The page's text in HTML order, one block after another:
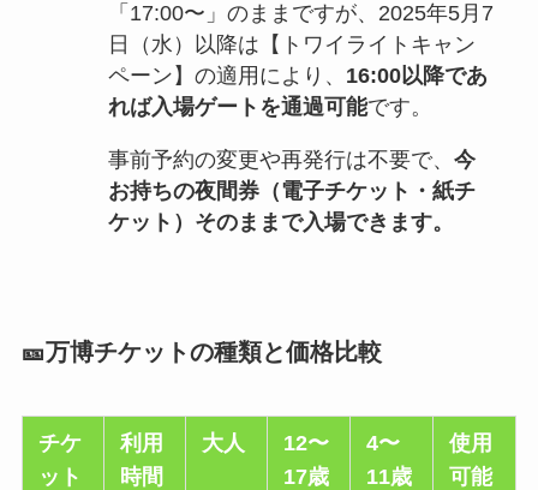
「17:00〜」のままですが、2025年5月7
日（水）以降は【トワイライトキャン
ペーン】の適用により、 16:00以降であ
れば入場ゲートを通過可能です。
事前予約の変更や再発行は不要で、 今
お持ちの夜間券（電子チケット・紙チ
ケット）そのままで入場できます。
🎫万博チケットの種類と価格比較
チケ
ット
利用
時間
大人
12〜
17歳
4〜
11歳
使用
可能